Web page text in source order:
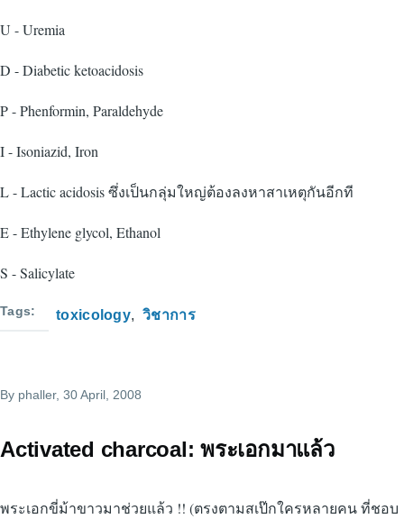
U - Uremia
D - Diabetic ketoacidosis
P - Phenformin, Paraldehyde
I - Isoniazid, Iron
L - Lactic acidosis ซึ่งเป็นกลุ่มใหญ่ต้องลงหาสาเหตุกันอีกที
E - Ethylene glycol, Ethanol
S - Salicylate
Tags toxicology วิชาการ
By phaller, 30 April, 2008
Activated charcoal: พระเอกมาแล้ว
พระเอกขี่ม้าขาวมาช่วยแล้ว !! (ตรงตามสเป๊กใครหลายคน ที่ชอบ